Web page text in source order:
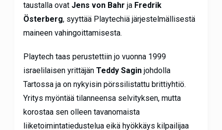
taustalla ovat Jens von Bahr ja Fredrik
Österberg, syyttää Playtechiä järjestelmällisestä
maineen vahingoittamisesta.
Playtech taas perustettiin jo vuonna 1999
israelilaisen yrittäjän Teddy Saginjohdolla
Tartossa ja on nykyisin pörssilistattu brittiyhtiö.
Yritys myöntää tilanneensa selvityksen, mutta
korostaa sen olleen tavanomaista
liiketoimintatiedustelua eikä hyökkäys kilpailijaa